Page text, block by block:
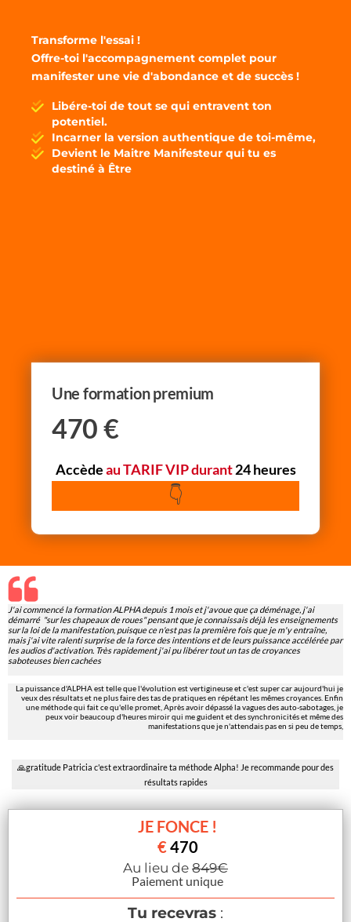
Transforme l'essai !
Offre-toi l'accompagnement complet pour
manifester une vie d'abondance et de succès !
Libére-toi de tout se qui entravent ton
potentiel.
Incarner la version authentique de toi-même,
Devient le Maitre Manifesteur qui tu es
destiné à Être
Une formation premium
470€
Accèdeau TARIF VIP durant24 heures
👇
J'ai commencé la formation ALPHA depuis 1 mois et j'avoue que ça déménage, j'ai
démarré "sur les chapeaux de roues" pensant que je connaissais déjà les enseignements
sur la loi de la manifestation, puisque ce n'est pas la première fois que je m'y entraîne,
mais j'ai vite ralenti surprise de la force des intentions et de leurs puissance accélérée par
les audios d'activation. Très rapidement j'ai pu libérer tout un tas de croyances
saboteuses bien cachées
La puissance d'ALPHA est telle que l'évolution est vertigineuse et c'est super car aujourd'hui je
veux des résultats et ne plus faire des tas de pratiques en répétant les mêmes croyances. Enfin
une méthode qui fait ce qu'elle promet, Après avoir dépassé la vagues des auto-sabotages, je
peux voir beaucoup d'heures miroir qui me guident et des synchronicités et même des
manifestations que je n'attendais pas en si peu de temps,
🙏gratitude Patricia c'est extraordinaire ta méthode Alpha! Je recommande pour des
résultats rapides
JE FONCE !
€470
Au lieu de 849€
Paiement unique
Tu recevras :